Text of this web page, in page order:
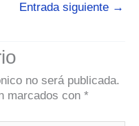
Entrada siguiente →
no será publicada.
marcados con *